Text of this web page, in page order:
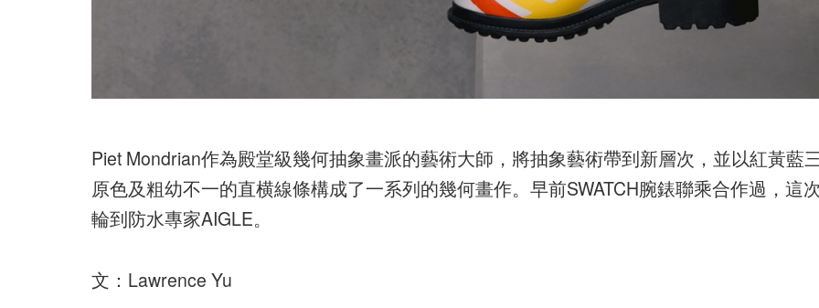
Piet Mondrian作為殿堂級幾何抽象畫派的藝術大師，將抽象藝術帶到新層次，並以紅黃藍
原色及粗幼不一的直横線條構成了一系列的幾何畫作。早前SWATCH腕錶聯乘合作過，這次
輪到防水專家AIGLE。
文：Lawrence Yu